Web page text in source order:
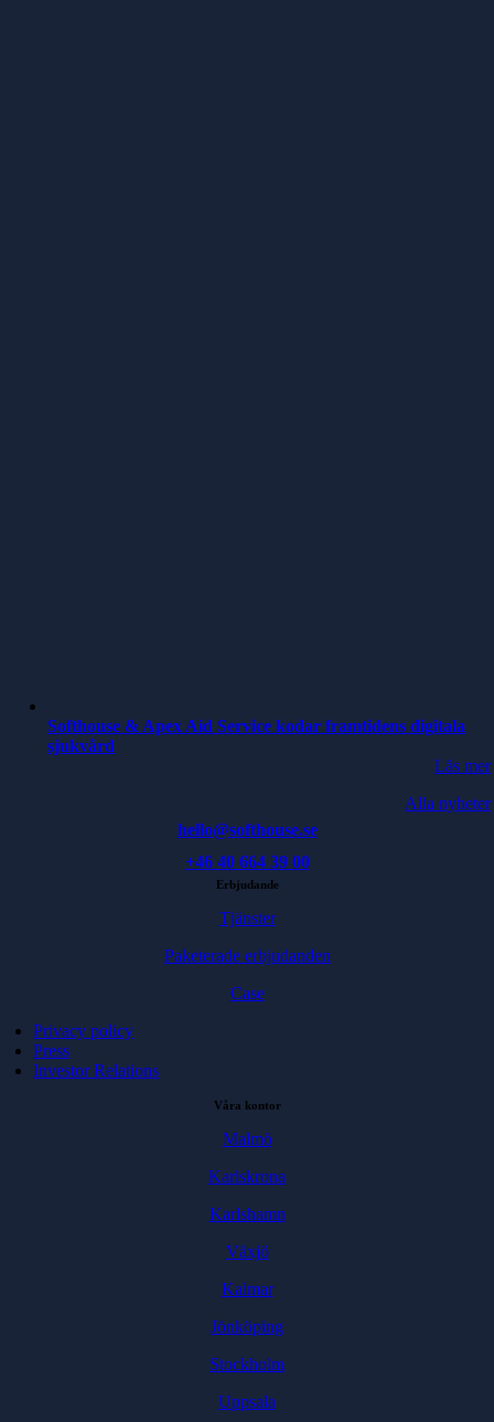
Softhouse & Apex Aid Service kodar framtidens digitala
sjukvård
Läs mer
Alla nyheter
hello@softhouse.se
+46 40 664 39 00
Erbjudande
Tjänster
Paketerade erbjudanden
Case
Privacy policy
Press
Investor Relations
Våra kontor
Malmö
Karlskrona
Karlshamn
Växjö
Kalmar
Jönköping
Stockholm
Uppsala